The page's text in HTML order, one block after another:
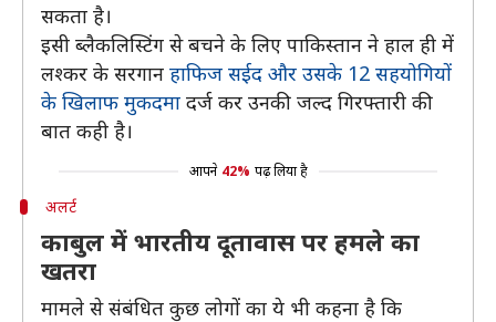
सकता है।
इसी ब्लैकलिस्टिंग से बचने के लिए पाकिस्तान ने हाल ही में
लश्कर के सरगान हाफिज सईद और उसके 12 सहयोगियों
के खिलाफ मुकदमा दर्ज कर उनकी जल्द गिरफ्तारी की
बात कही है।
आपने 42% पढ़ लिया है
अलर्ट
काबुल में भारतीय दूतावास पर हमले का
खतरा
मामले से संबंधित कुछ लोगों का ये भी कहना है कि